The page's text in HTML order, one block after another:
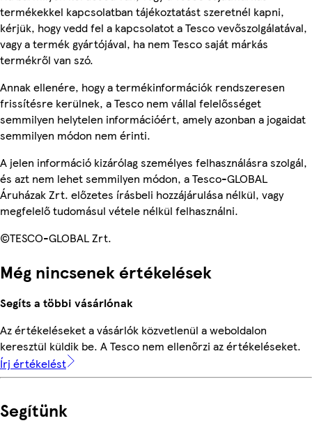
termékekkel kapcsolatban tájékoztatást szeretnél kapni,
kérjük, hogy vedd fel a kapcsolatot a Tesco vevőszolgálatával,
vagy a termék gyártójával, ha nem Tesco saját márkás
termékről van szó.
Annak ellenére, hogy a termékinformációk rendszeresen
frissítésre kerülnek, a Tesco nem vállal felelősséget
semmilyen helytelen információért, amely azonban a jogaidat
semmilyen módon nem érinti.
A jelen információ kizárólag személyes felhasználásra szolgál,
és azt nem lehet semmilyen módon, a Tesco-GLOBAL
Áruházak Zrt. előzetes írásbeli hozzájárulása nélkül, vagy
megfelelő tudomásul vétele nélkül felhasználni.
©TESCO-GLOBAL Zrt.
Még nincsenek értékelések
Segíts a többi vásárlónak
Az értékeléseket a vásárlók közvetlenül a weboldalon
keresztül küldik be. A Tesco nem ellenőrzi az értékeléseket.
Írj értékelést
Segítünk